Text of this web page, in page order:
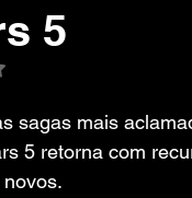
5
com NaN de 5 estrelas.
sagas mais
5 retorna com